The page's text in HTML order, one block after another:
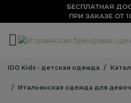
БЕСПЛАТНАЯ
ПРИ ЗАКАЗЕ ОТ
IDO Kids - детская одежда
Итальянская одежда для